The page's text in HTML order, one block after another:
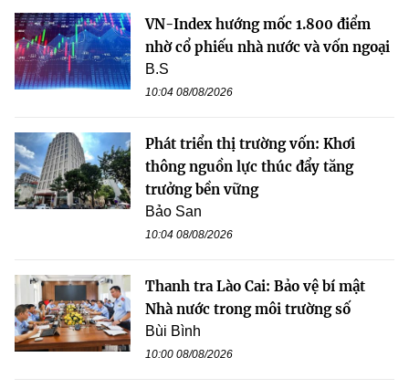
VN-Index hướng mốc 1.800 điểm
nhờ cổ phiếu nhà nước và vốn ngoại
B.S
10:04 08/08/2026
Phát triển thị trường vốn: Khơi
thông nguồn lực thúc đẩy tăng
trưởng bền vững
Bảo San
10:04 08/08/2026
Thanh tra Lào Cai: Bảo vệ bí mật
Nhà nước trong môi trường số
Bùi Bình
10:00 08/08/2026